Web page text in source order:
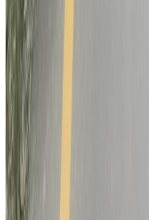
भौतिक
गरे नागढुंगा-काठमाडौं